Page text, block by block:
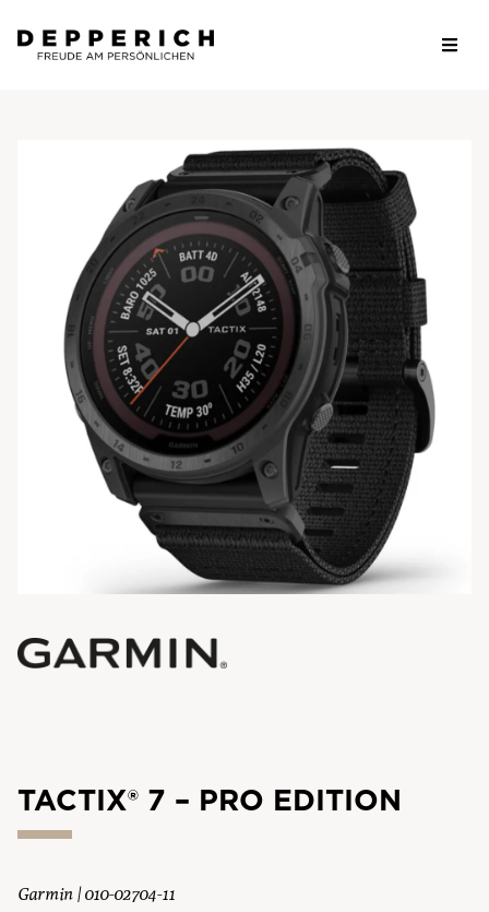
TACTIX® 7 – PRO EDITION
Garmin | 010-02704-11